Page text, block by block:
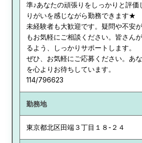
準♪あなたの頑張りをしっかりと評価
りがいを感じながら勤務できます★
未経験者も大歓迎です。疑問や不安
もお気軽にご相談ください。皆さん
るよう、しっかりサポートします。
ぜひ、お気軽にご応募ください。あ
を心よりお待ちしています。
114/796623
勤務地
東京都北区田端３丁目１８-２４